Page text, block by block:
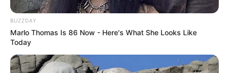
das sein, was Ihre Mahlzeiten und Ihr Zuhause
benötigen.
BUZZDAY
Marlo Thomas Is 86 Now - Here's What She Looks Like
Today